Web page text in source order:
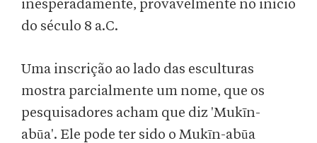
inesperadamente, provavelmente no início
do século 8 a.C.
Uma inscrição ao lado das esculturas
mostra parcialmente um nome, que os
pesquisadores acham que diz 'Mukīn-
abūa'. Ele pode ter sido o Mukīn-abūa